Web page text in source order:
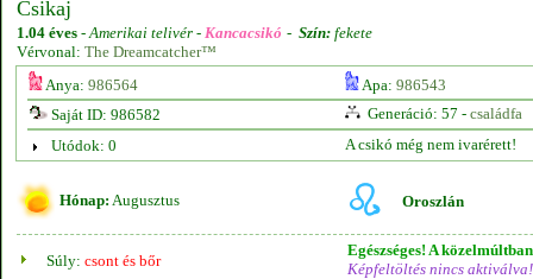
Csikaj
1.04 éves -Amerikai telivér - Kancacsikó - Szín: fekete
Vérvonal: The Dreamcatcher™
Anya: 986564 Apa: 986543
Saját ID: 986582
Generáció: 57 - családfa
Utódok: 0
A csikó még nem ivarérett!
Hónap: Augusztus Oroszlán
Súly: csont és bőr
Egészséges! A
Képfeltöltés nincs aktiválva!